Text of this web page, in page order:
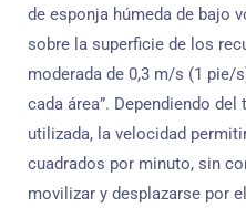
de esponja húmeda de bajo
sobre la superficie de los
moderada de 0,3 m/s (1 pie/
cada área”. Dependiendo
utilizada, la velocidad
cuadrados por minuto, sin
movilizar y desplazarse por